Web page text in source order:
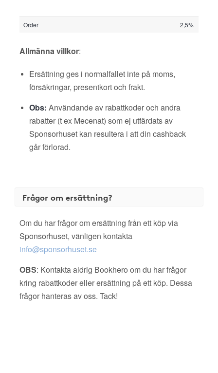
Order 2,5%
Allmänna villkor:
Ersättning ges i normalfallet inte på moms,
försäkringar, presentkort och frakt.
Obs: Användande av rabattkoder och andra
rabatter (t ex Mecenat) som ej utfärdats av
Sponsorhuset kan resultera i att din cashback
går förlorad.
Frågor om ersättning?
Om du har frågor om ersättning från ett köp via
Sponsorhuset, vänligen kontakta
info@sponsorhuset.se
OBS: Kontakta aldrig Bookhero om du har frågor
kring rabattkoder eller ersättning på ett köp. Dessa
frågor hanteras av oss. Tack!